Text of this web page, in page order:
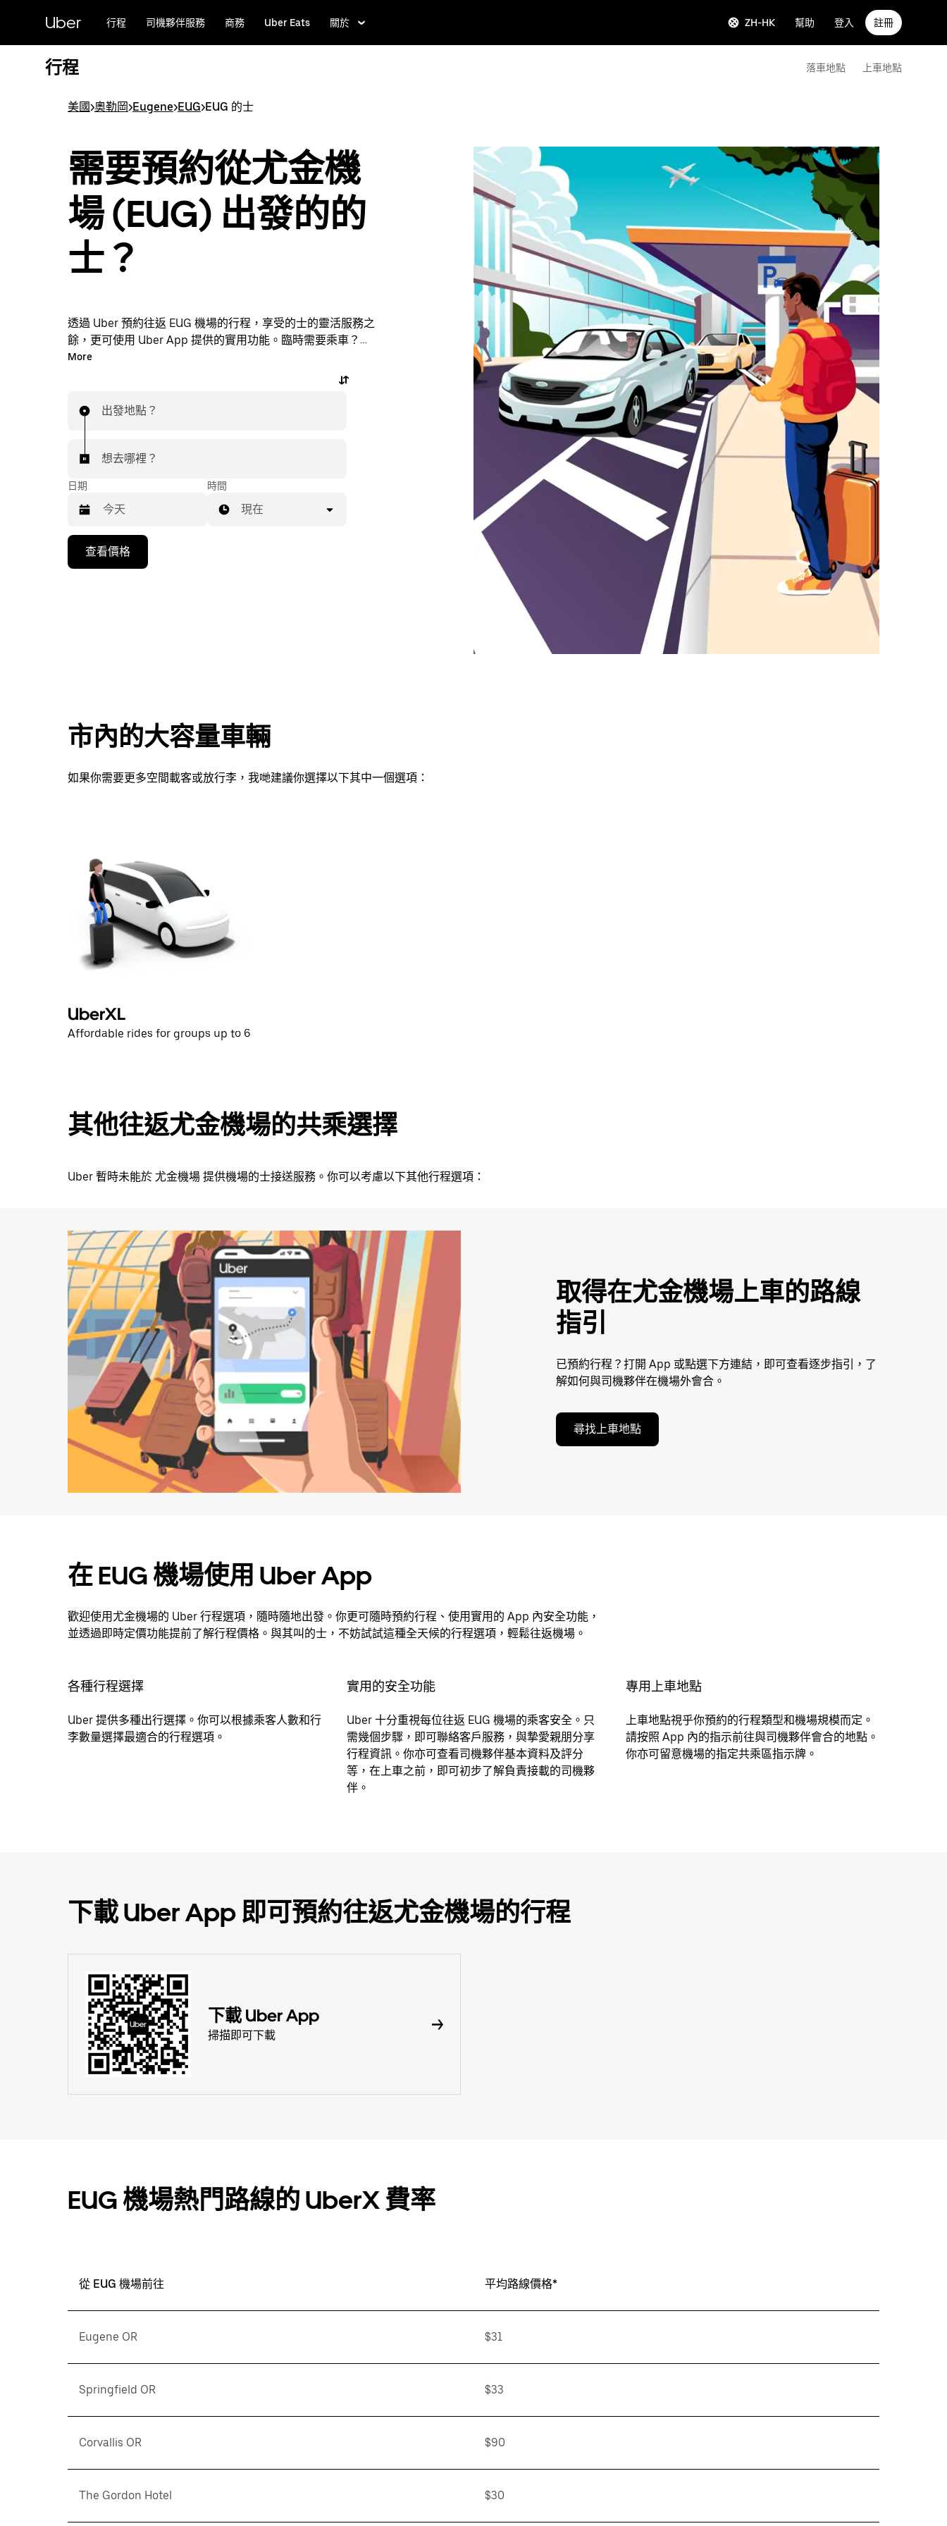
Uber 行程 司機夥伴服務 商務 Uber Eats 關於 ZH-HK 幫助 登入 註冊
行程 落車地點 上車地點
美國>奧勒岡>Eugene>EUG>EUG 的士
需要預約從尤金機
場 (EUG) 出發的的
士？
透過 Uber 預約往返 EUG 機場的行程，享受的士的靈活服務之
餘，更可使用 Uber App 提供的實用功能。臨時需要乘車？隨
時透過 App 或網站預約行程，享受經濟實惠的行程，還能查看
More
出發地點？
想去哪裡？
日期
下
日
選
曆。
時間
現在
查看價格
市內的大容量車輛
如果你需要更多空間載客或放行李，我哋建議你選擇以下其中一個選項：
UberXL
Affordable rides for groups up to 6
其他往返尤金機場的共乘選擇
Uber 暫時未能於 尤金機場 提供機場的士接送服務。你可以考慮以下其他行程選項：
取得在尤金機場上車的路線
指引
已預約行程？打開 App 或點選下方連結，即可查看逐步指引，了
解如何與司機夥伴在機場外會合。
尋找上車地點
在 EUG 機場使用 Uber App
歡迎使用尤金機場的 Uber 行程選項，隨時隨地出發。你更可隨時預約行程、使用實用的 App 內安全功能，
並透過即時定價功能提前了解行程價格。與其叫的士，不妨試試這種全天候的行程選項，輕鬆往返機場。
各種行程選擇
Uber 提供多種出行選擇。你可以根據乘客人數和行
李數量選擇最適合的行程選項。
實用的安全功能
Uber 十分重視每位往返 EUG 機場的乘客安全。只
需幾個步驟，即可聯絡客戶服務，與摯愛親朋分享
行程資訊。你亦可查看司機夥伴基本資料及評分
等，在上車之前，即可初步了解負責接載的司機夥
伴。
專用上車地點
上車地點視乎你預約的行程類型和機場規模而定。
請按照 App 內的指示前往與司機夥伴會合的地點。
你亦可留意機場的指定共乘區指示牌。
下載 Uber App 即可預約往返尤金機場的行程
下載 Uber App
掃描即可下載
EUG 機場熱門路線的 UberX 費率
從 EUG 機場前往 平均路線價格*
Eugene OR $31
Springfield OR $33
Corvallis OR $90
The Gordon Hotel $30